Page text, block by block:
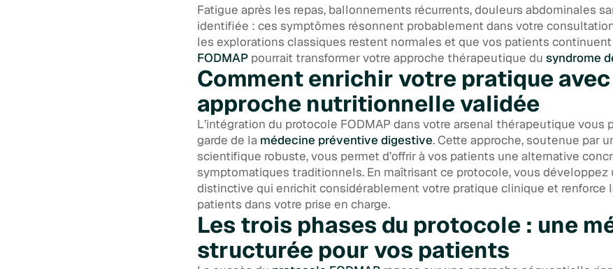
Fatigue après les repas, ballonnements récurrents, douleurs abdominales
identifiée : ces symptômes résonnent probablement dans votre
les explorations classiques restent normales et que vos patients continuent
FODMAP pourrait transformer votre approche thérapeutique du syndrome
Comment enrichir votre pratique
approche nutritionnelle validée
L’intégration du protocole FODMAP dans votre arsenal thérapeutique vous
garde de la médecine préventive digestive. Cette approche, soutenue par
scientifique robuste, vous permet d’offrir à vos patients une alternative
symptomatiques traditionnels. En maîtrisant ce protocole, vous développez
distinctive qui enrichit considérablement votre pratique clinique et renforce
patients dans votre prise en charge.
Les trois phases du protocole : une
structurée pour vos patients